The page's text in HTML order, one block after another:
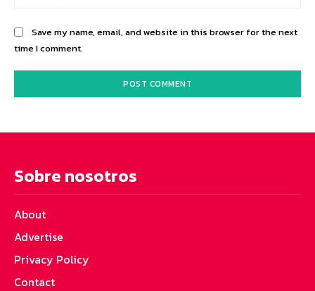
Save my name, email, and website in this browser for the next
time I comment.
Sobre nosotros
About
Advertise
Privacy Policy
Contact